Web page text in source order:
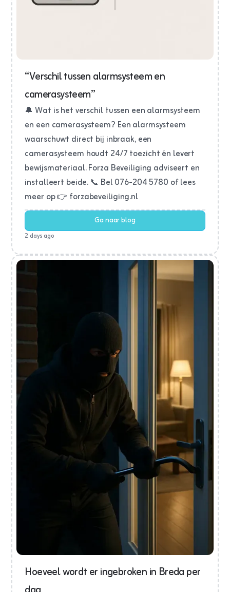
“Verschil tussen alarmsysteem en
camerasysteem”
🔔 Wat is het verschil tussen een alarmsysteem
en een camerasysteem? Een alarmsysteem
waarschuwt direct bij inbraak, een
camerasysteem houdt 24/7 toezicht én levert
bewijsmateriaal. Forza Beveiliging adviseert en
installeert beide. 📞 Bel 076-204 5780 of lees
meer op 👉 forzabeveiliging.nl
Ga naar blog
2 days ago
Hoeveel wordt er ingebroken in Breda per